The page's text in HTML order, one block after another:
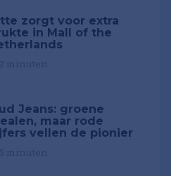
zorgt voor extra
in Mall of the
Jeans: groene
maar rode
vellen de pionier